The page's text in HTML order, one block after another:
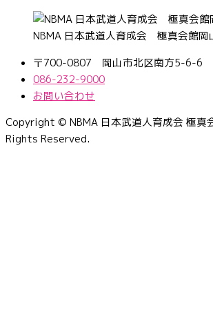
NBMA 日本武道人育成会 極真会館岡
〒700-0807 岡山市北区南方5-6-6
086-232-9000
お問い合わせ
Copyright © NBMA 日本武道人育成会 極真
Rights Reserved.